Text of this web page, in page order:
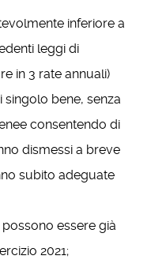
inferiore a
leggi di
in 3 rate annuali)
singolo bene, senza
consentendo di
dismessi a breve
subito adeguate
essere già
2021;